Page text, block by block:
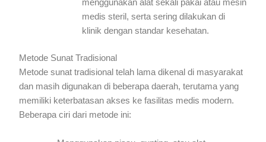
menggunakan alat sekali pakai atau mesin
medis steril, serta sering dilakukan di
klinik dengan standar kesehatan.
Metode Sunat Tradisional
Metode sunat tradisional telah lama dikenal di masyarakat
dan masih digunakan di beberapa daerah, terutama yang
memiliki keterbatasan akses ke fasilitas medis modern.
Beberapa ciri dari metode ini: